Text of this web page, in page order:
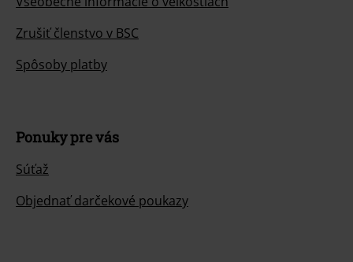
Zrušiť členstvo v BSC
Spôsoby platby
Ponuky pre vás
Súťaž
Objednať darčekové poukazy